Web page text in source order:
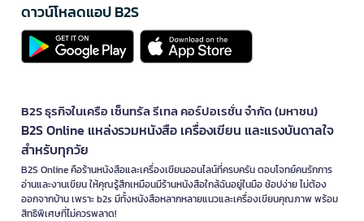
ดาวน์โหลดแอป B2S
B2S ธุรกิจในเครือ เซ็นทรัล รีเทล คอร์ปอเรชั่น จำกัด (มหาชน)
B2S Online แหล่งรวมหนังสือ เครื่องเขียน และแรงบันดาลใจ
สำหรับทุกวัย
B2S Online คือร้านหนังสือและเครื่องเขียนออนไลน์ที่ครบครัน ตอบโจทย์คนรักการ
อ่านและงานเขียน ให้คุณรู้สึกเหมือนมีร้านหนังสือใกล้ฉันอยู่ในมือ ช้อปง่าย ไม่ต้อง
ออกจากบ้าน เพราะ b2s มีทั้งหนังสือหลากหลายแนวและเครื่องเขียนคุณภาพ พร้อม
สิทธิพิเศษที่ไม่ควรพลาด!